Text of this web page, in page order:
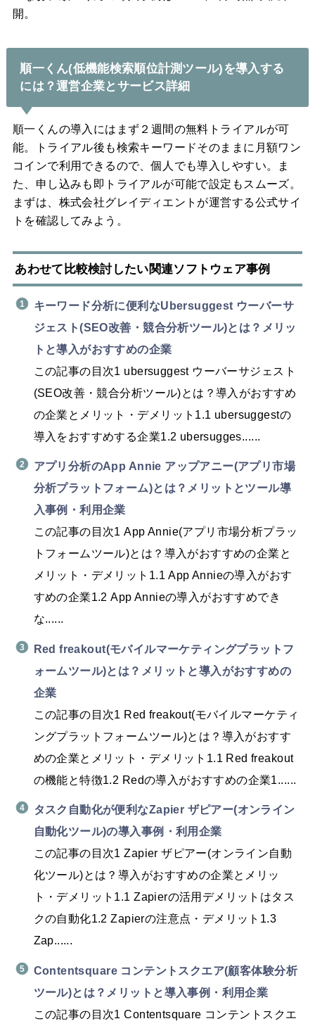
開。
順一くん(低機能検索順位計測ツール)を導入する
には？運営企業とサービス詳細
順一くんの導入にはまず２週間の無料トライアルが可
能。トライアル後も検索キーワードそのままに月額ワン
コインで利用できるので、個人でも導入しやすい。ま
た、申し込みも即トライアルが可能で設定もスムーズ。
まずは、株式会社グレイディエントが運営する公式サイ
トを確認してみよう。
あわせて比較検討したい関連ソフトウェア事例
キーワード分析に便利なUbersuggest ウーバーサ
ジェスト(SEO改善・競合分析ツール)とは？メリッ
トと導入がおすすめの企業
この記事の目次1 ubersuggest ウーバーサジェスト
(SEO改善・競合分析ツール)とは？導入がおすすめ
の企業とメリット・デメリット1.1 ubersuggestの
導入をおすすめする企業1.2 ubersugges......
アプリ分析のApp Annie アップアニー(アプリ市場
分析プラットフォーム)とは？メリットとツール導
入事例・利用企業
この記事の目次1 App Annie(アプリ市場分析プラッ
トフォームツール)とは？導入がおすすめの企業と
メリット・デメリット1.1 App Annieの導入がおす
すめの企業1.2 App Annieの導入がおすすめでき
な......
Red freakout(モバイルマーケティングプラットフ
ォームツール)とは？メリットと導入がおすすめの
企業
この記事の目次1 Red freakout(モバイルマーケティ
ングプラットフォームツール)とは？導入がおすす
めの企業とメリット・デメリット1.1 Red freakout
の機能と特徴1.2 Redの導入がおすすめの企業1......
タスク自動化が便利なZapier ザピアー(オンライン
自動化ツール)の導入事例・利用企業
この記事の目次1 Zapier ザピアー(オンライン自動
化ツール)とは？導入がおすすめの企業とメリッ
ト・デメリット1.1 Zapierの活用デメリットはタス
クの自動化1.2 Zapierの注意点・デメリット1.3
Zap......
Contentsquare コンテントスクエア(顧客体験分析
ツール)とは？メリットと導入事例・利用企業
この記事の目次1 Contentsquare コンテントスクエ